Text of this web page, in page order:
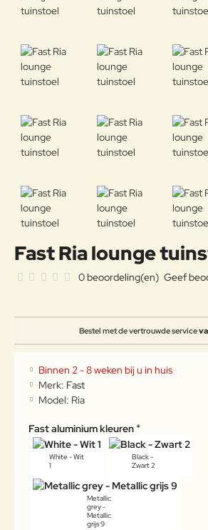
Fast Ria lounge
Bestel met de vertrouwde service
0 beoordeling(en) Geef
Binnen 2 - 8 weken bij u in huis
Merk: Fast
Model: Ria
Fast aluminium kleuren
White - Wit
1
Black -
Zwart 2
Metallic
grey -
Metallic
grijs 9